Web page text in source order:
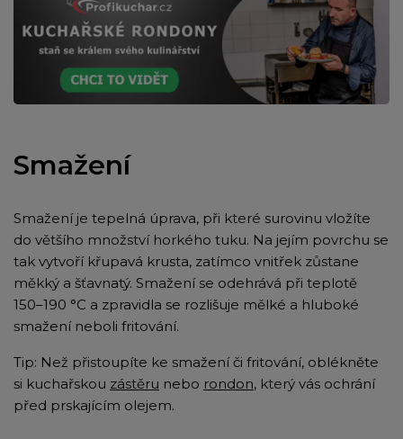
Smažení
Smažení je tepelná úprava, při které surovinu vložíte
do většího množství horkého tuku. Na jejím povrchu se
tak vytvoří křupavá krusta, zatímco vnitřek zůstane
měkký a šťavnatý. Smažení se odehrává při teplotě
150–190 °C a zpravidla se rozlišuje mělké a hluboké
smažení neboli fritování.
Tip: Než přistoupíte ke smažení či fritování, oblékněte
si kuchařskou zástěru nebo rondon, který vás ochrání
před prskajícím olejem.